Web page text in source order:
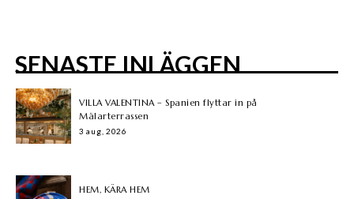
SENASTE INLÄGGEN
VILLA VALENTINA – Spanien flyttar in på
Mälarterrassen
3 aug, 2026
HEM, KÄRA HEM